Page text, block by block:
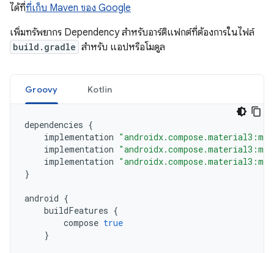
ได้ที่ที่เก็บ Maven ของ Google
เพิ่มทรัพยากร Dependency สำหรับอาร์ติแฟกต์ที่ต้องการในไฟล์
build.gradle สำหรับ แอปหรือโมดูล
Groovy Kotlin
dependencies {
implementation
implementation
implementation
}
android {
buildFeatures {
compose true
}